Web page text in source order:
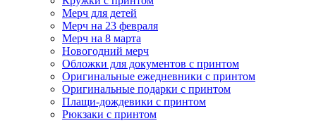
Мерч для детей
Мерч на 23 февраля
Мерч на 8 марта
Новогодний мерч
Обложки для документов с принтом
Оригинальные ежедневники с принтом
Оригинальные подарки с принтом
Плащи-дождевики с принтом
Рюкзаки с принтом